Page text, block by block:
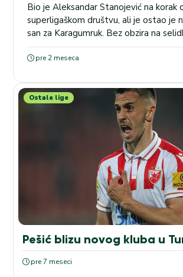
Bio je Aleksandar Stanojević na korak
superligaškom društvu, ali je ostao je
san za Karagumruk. Bez obzira na
rukovodstvo je ukazalo puno
stručnjaku, koji je odmah po završetku
pojačanje. Kao primarni cilj zacrtan je...
pre 2 meseca
Ostale lige
Pešić blizu novog kluba u
pre 7 meseci